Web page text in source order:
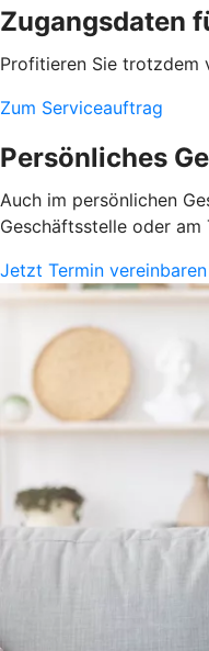
Zugangsdaten
Profitieren Sie trotzdem
Zum Serviceauftrag
Persönliches
Auch im persönlichen
Geschäftsstelle oder am
Jetzt Termin vereinbaren